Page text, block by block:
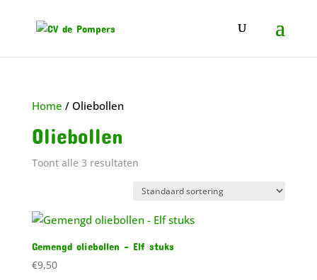
Home / Oliebollen
Oliebollen
Toont alle 3 resultaten
Gemengd oliebollen – Elf stuks
€9,50